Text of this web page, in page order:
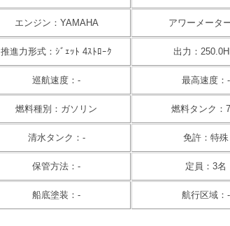
エンジン：YAMAHA アワーメータ
推進力形式：ｼﾞｪｯﾄ 4ｽﾄﾛｰｸ 出力：
巡航速度：- 最高速度：-
燃料種別：ガソリン 燃料タンク：
清水タンク：- 免許：特殊
保管方法：- 定員：3名
船底塗装：- 航行区域：-